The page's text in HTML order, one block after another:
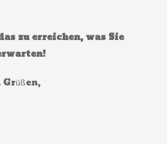
zu erreichen, was Sie
!